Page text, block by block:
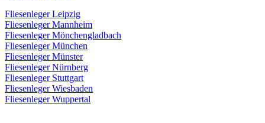
Fliesenleger Leipzig
Fliesenleger Mannheim
Fliesenleger Mönchengladbach
Fliesenleger München
Fliesenleger Münster
Fliesenleger Nürnberg
Fliesenleger Stuttgart
Fliesenleger Wiesbaden
Fliesenleger Wuppertal